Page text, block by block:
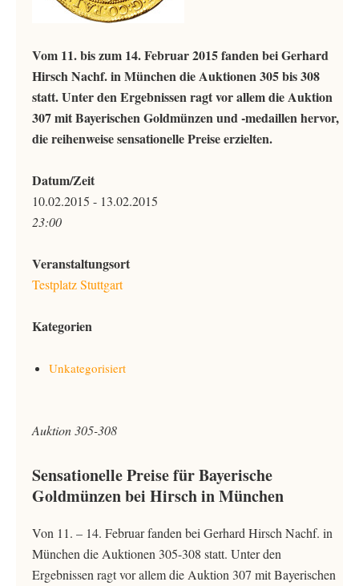
Vom 11. bis zum 14. Februar 2015 fanden bei Gerhard
Hirsch Nachf. in München die Auktionen 305 bis 308
statt. Unter den Ergebnissen ragt vor allem die Auktion
307 mit Bayerischen Goldmünzen und -medaillen hervor,
die reihenweise sensationelle Preise erzielten.
Datum/Zeit
10.02.2015 - 13.02.2015
23:00
Veranstaltungsort
Testplatz Stuttgart
Kategorien
Unkategorisiert
Auktion 305-308
Sensationelle Preise für Bayerische
Goldmünzen bei Hirsch in München
Von 11. – 14. Februar fanden bei Gerhard Hirsch Nachf. in
München die Auktionen 305-308 statt. Unter den
Ergebnissen ragt vor allem die Auktion 307 mit Bayerischen